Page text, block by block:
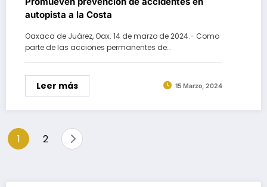
autopista a la Costa
Oaxaca de Juárez, Oax. 14 de marzo de 2024.- Como
parte de las acciones permanentes de…
Leer más 15 Marzo, 2024
Paginación
1 2